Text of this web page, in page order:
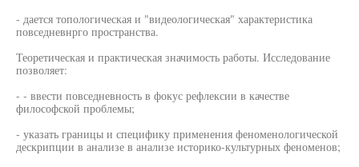
- дается топологическая и "видеологическая" характеристика
повседневнрго пространства.
Теоретическая и практическая значимость работы. Исследование
позволяет:
- - ввести повседневность в фокус рефлексии в качестве
философской проблемы;
- указать границы и специфику применения феноменологической
дескрипции в анализе в анализе историко-культурных феноменов;